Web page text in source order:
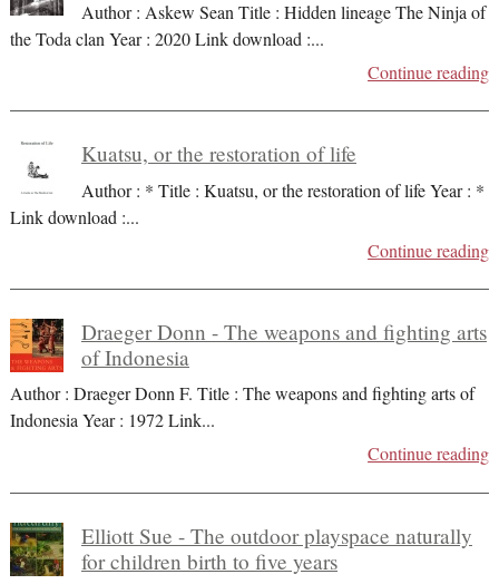
Author : Askew Sean Title : Hidden lineage The Ninja of
the Toda clan Year : 2020 Link download :...
Continue reading
Kuatsu, or the restoration of life
Author : * Title : Kuatsu, or the restoration of life Year : *
Link download :...
Continue reading
Draeger Donn - The weapons and fighting arts
of Indonesia
Author : Draeger Donn F. Title : The weapons and fighting arts of
Indonesia Year : 1972 Link...
Continue reading
Elliott Sue - The outdoor playspace naturally
for children birth to five years